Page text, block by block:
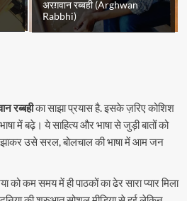
अरग़वान रब्बही (Arghwan
Rabbhi)
रब्बहीका साझा प्रयास है. इसके ज़रिए कोशिश
में बढ़े। ये साहित्य और भाषा से जुड़ी बातों को
उसे सरल, बोलचाल की भाषा में आम जन
को कम समय में ही पाठकों का ढेर सारा प्यार मिला